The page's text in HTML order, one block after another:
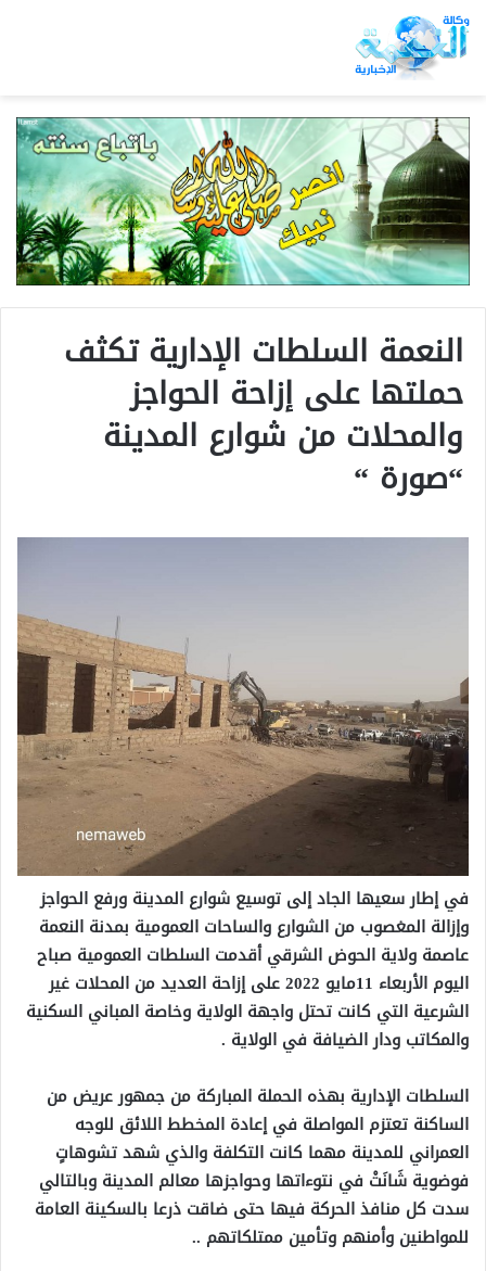
النعمة السلطات الإدارية تكثف
حملتها على إزاحة الحواجز
والمحلات من شوارع المدينة
“صورة “
في إطار سعيها الجاد إلى توسيع شوارع المدينة ورفع الحواجز
وإزالة المغصوب من الشوارع والساحات العمومية بمدنة النعمة
عاصمة ولاية الحوض الشرقي أقدمت السلطات العمومية صباح
اليوم الأربعاء 11مايو 2022 على إزاحة العديد من المحلات غير
الشرعية التي كانت تحتل واجهة الولاية وخاصة المباني السكنية
والمكاتب ودار الضيافة في الولاية .
السلطات الإدارية بهذه الحملة المباركة من جمهور عريض من
الساكنة تعتزم المواصلة في إعادة المخطط اللائق للوجه
العمراني للمدينة مهما كانت التكلفة والذي شهد تشوهاتٍ
فوضوية شَانَتْ في نتوءاتها وحواجزها معالم المدينة وبالتالي
سدت كل منافذ الحركة فيها حتى ضاقت ذرعا بالسكينة العامة
للمواطنين وأمنهم وتأمين ممتلكاتهم ..